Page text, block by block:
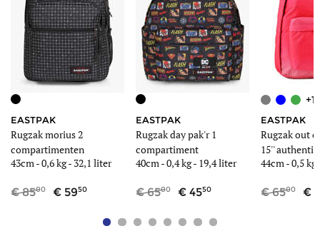
EASTPAK
Rugzak morius 2
compartimenten
43cm -0,6 kg- 32,1 liter
8500 5950
EASTPAK
Rugzak day pak'r 1
compartiment
40cm -0,4 kg- 19,4 liter
6500 4550
+12
EASTPAK
Rugzak out
15'' authentic
44cm -0,5 kg
6500